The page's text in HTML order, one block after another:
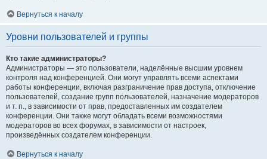
Вернуться к началу
Уровни пользователей и группы
Кто такие администраторы?
Администраторы — это пользователи, наделённые высшим уровнем
контроля над конференцией. Они могут управлять всеми аспектами
работы конференции, включая разграничение прав доступа, отключение
пользователей, создание групп пользователей, назначение модераторов
и т. п., в зависимости от прав, предоставленных им создателем
конференции. Они также могут обладать всеми возможностями
модераторов во всех форумах, в зависимости от настроек,
произведённых создателем конференции.
Вернуться к началу